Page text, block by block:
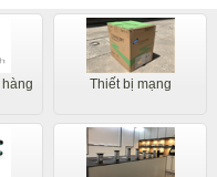
Thiết bị mạng